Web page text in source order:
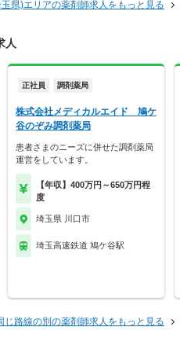
玉県)エリアの薬剤師求人をもっと見る
人
正社員 調剤薬局
株式会社メディカルエイド 鳩ケ
谷のぞみ調剤薬局
患者さまのニーズに併せた調剤薬局
運営をしています。
【年収】400万円～650万円程
度
埼玉県 川口市
埼玉高速鉄道 鳩ケ谷駅
じ路線の別の薬剤師求人をもっと見る